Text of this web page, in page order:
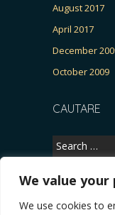
We value your
We use cookies to
August 2017
April 2017
December
October 2009
CAUTARE
Search
for: